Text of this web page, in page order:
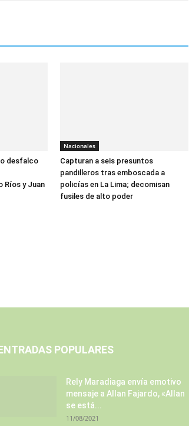
desfalco
Ríos y Juan
Nacionales
Capturan a seis presuntos
pandilleros tras emboscada a
policías en La Lima; decomisan
fusiles de alto poder
POPULARES
Rely Maradiaga envía emotivo
mensaje a Allan Fajardo, «Allan
se está...
11/08/2021